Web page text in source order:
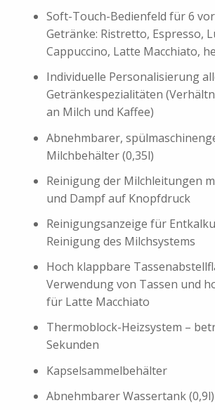
Soft-Touch-Bedienfeld für 6
Getränke: Ristretto, Espresso,
Cappuccino, Latte Macchiato,
Individuelle Personalisierung
Getränkespezialitäten
an Milch und Kaffee)
Abnehmbarer,
Milchbehälter (0,35l)
Reinigung der Milchleitungen
und Dampf auf Knopfdruck
Reinigungsanzeige für
Reinigung des Milchsystems
Hoch klappbare
Verwendung von Tassen und
für Latte Macchiato
Thermoblock-Heizsystem –
Sekunden
Kapselsammelbehälter
Abnehmbarer Wassertank (0,9l)